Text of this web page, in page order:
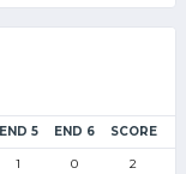
END 5 END 6 SCORE
1 0 2